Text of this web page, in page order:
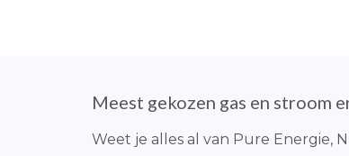
Meest gekozen gas en stroom
Weet je alles al van Pure Energie,